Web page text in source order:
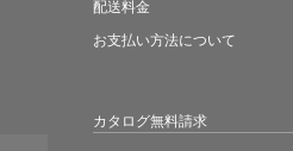
カタログ無料請求
配送料金
お支払い方法について